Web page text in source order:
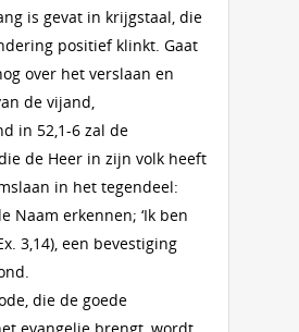
is gevat in krijgstaal, die
positief klinkt. Gaat
over het verslaan en
de vijand,
in 52,1-6 zal de
de Heer in zijn volk heeft
in het tegendeel:
Naam erkennen; ‘Ik ben
3,14), een bevestiging
die de goede